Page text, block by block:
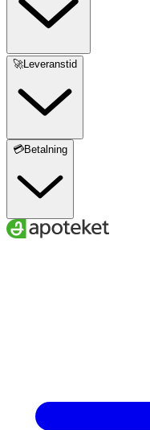
🚀Leveranstid
💳Betalning